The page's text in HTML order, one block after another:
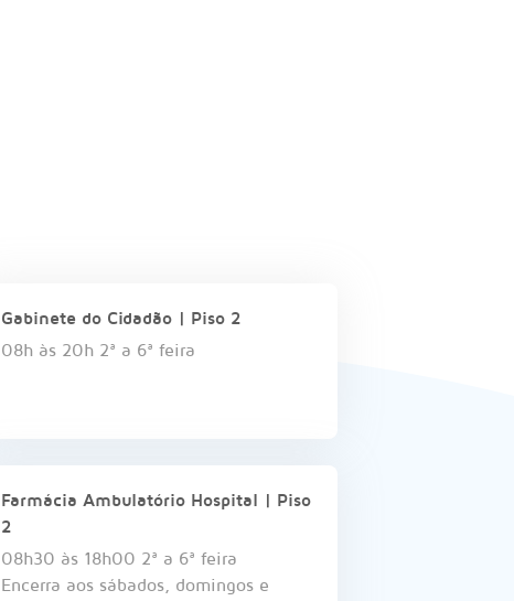
Gabinete do Cidadão | Piso 2
08h às 20h 2ª a 6ª feira
Farmácia Ambulatório Hospital | Piso
2
08h30 às 18h00 2ª a 6ª feira
Encerra aos sábados, domingos e